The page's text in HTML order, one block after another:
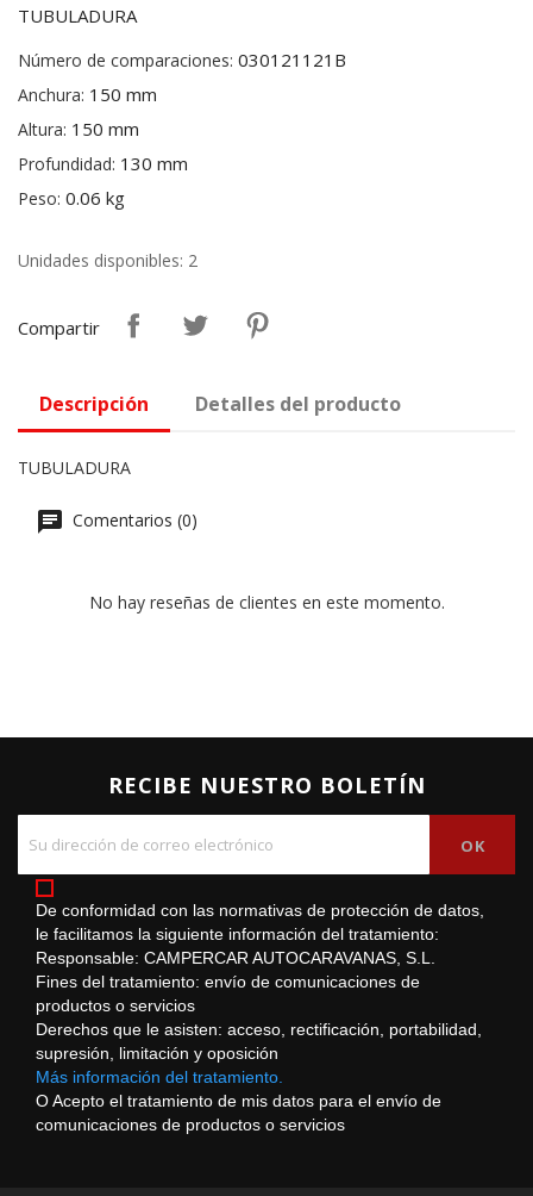
TUBULADURA
Número de comparaciones: 030121121B
Anchura: 150 mm
Altura: 150 mm
Profundidad: 130 mm
Peso: 0.06 kg
Unidades disponibles: 2
Compartir
Descripción Detalles del producto
TUBULADURA
Comentarios (0)
No hay reseñas de clientes en este momento.
RECIBE NUESTRO BOLETÍN
De conformidad con las normativas de protección de datos,
le facilitamos la siguiente información del tratamiento:
Responsable: CAMPERCAR AUTOCARAVANAS, S.L.
Fines del tratamiento: envío de comunicaciones de
productos o servicios
Derechos que le asisten: acceso, rectificación, portabilidad,
supresión, limitación y oposición
Más información del tratamiento.
O Acepto el tratamiento de mis datos para el envío de
comunicaciones de productos o servicios